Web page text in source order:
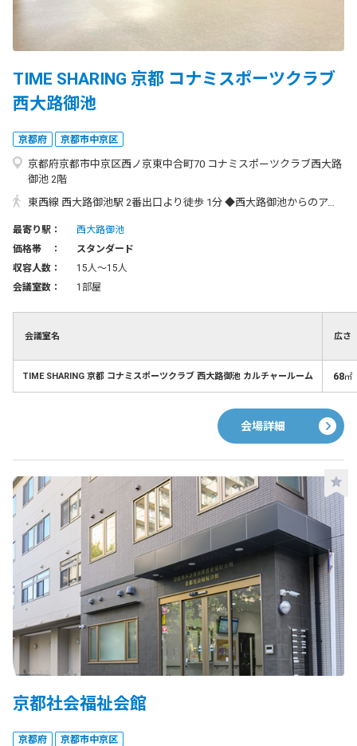
TIME SHARING 京都 コナミスポーツクラブ
西大路御池
京都府 京都市中京区
京都府京都市中京区西ノ京東中合町70 コナミスポーツクラブ西大路
御池 2階
東西線 西大路御池駅 2番出口より徒歩 1分 ◆西大路御池からのアクセス◆ 2番出口を出て左手に50mほど進むと、右側にコナミスポーツクラブがございます。
最寄り駅：
西大路御池
価格帯 ：
スタンダード
収容人数：
15人〜15人
会議室数：
1部屋
会議室名 広さ
TIME SHARING 京都 コナミスポーツクラブ 西大路御池 カルチャールーム 68㎡
会場詳細
京都社会福祉会館
京都府 京都市中京区